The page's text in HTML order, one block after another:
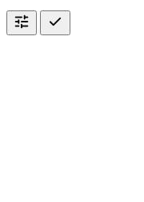
tune check